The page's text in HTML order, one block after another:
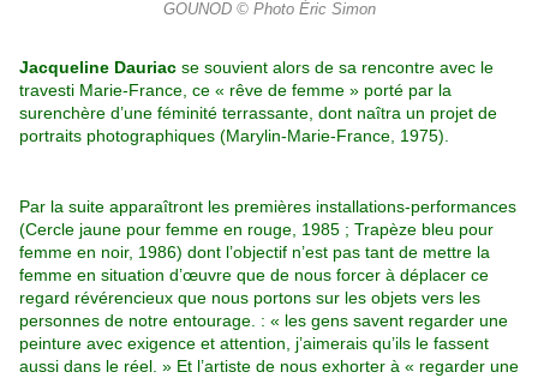
GOUNOD © Photo Éric Simon
Jacqueline Dauriac se souvient alors de sa rencontre avec le
travesti Marie-France, ce « rêve de femme » porté par la
surenchère d’une féminité terrassante, dont naîtra un projet de
portraits photographiques (Marylin-Marie-France , 1975).
Par la suite apparaîtront les premières installations-performances
(Cercle jaune pour femme en rouge, 1985 ; Trapèze bleu pour
femme en noir, 1986) dont l’objectif n’est pas tant de mettre la
femme en situation d’œuvre que de nous forcer à déplacer ce
regard révérencieux que nous portons sur les objets vers les
personnes de notre entourage. : « les gens savent regarder une
peinture avec exigence et attention, j’aimerais qu’ils le fassent
aussi dans le réel. » Et l’artiste de nous exhorter à « regarder une